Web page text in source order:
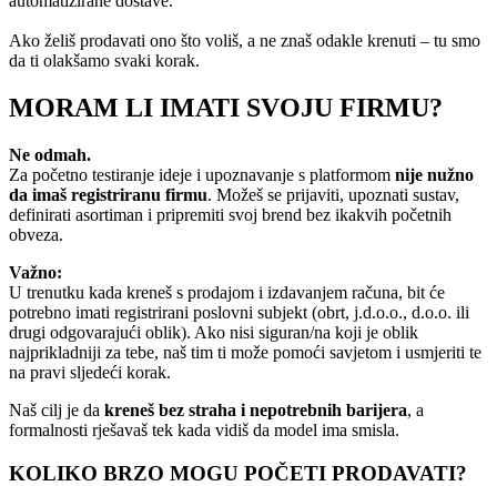
Ako želiš prodavati ono što voliš, a ne znaš odakle krenuti – tu smo
da ti olakšamo svaki korak.
MORAM LI IMATI SVOJU FIRMU?
Ne odmah.
Za početno testiranje ideje i upoznavanje s platformom nije nužno
da imaš registriranu firmu. Možeš se prijaviti, upoznati sustav,
definirati asortiman i pripremiti svoj brend bez ikakvih početnih
obveza.
Važno:
U trenutku kada kreneš s prodajom i izdavanjem računa, bit će
potrebno imati registrirani poslovni subjekt (obrt, j.d.o.o., d.o.o. ili
drugi odgovarajući oblik). Ako nisi siguran/na koji je oblik
najprikladniji za tebe, naš tim ti može pomoći savjetom i usmjeriti te
na pravi sljedeći korak.
Naš cilj je da kreneš bez straha i nepotrebnih barijera, a
formalnosti rješavaš tek kada vidiš da model ima smisla.
KOLIKO BRZO MOGU POČETI PRODAVATI?